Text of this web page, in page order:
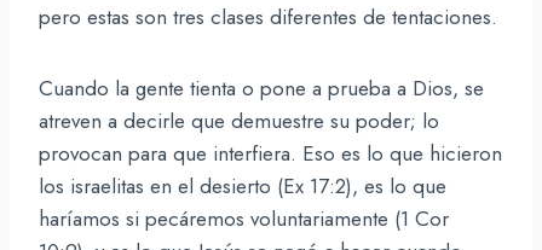
pero estas son tres clases diferentes de tentaciones.
Cuando la gente tienta o pone a prueba a Dios, se
atreven a decirle que demuestre su poder; lo
provocan para que interfiera. Eso es lo que hicieron
los israelitas en el desierto (Ex 17:2), es lo que
haríamos si pecáremos voluntariamente (1 Cor